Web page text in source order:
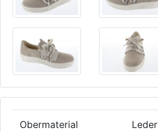
Obermaterial Leder